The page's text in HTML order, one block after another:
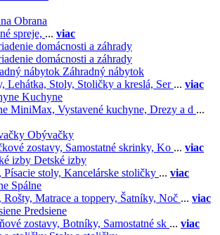
Obrana
spreje, ... viac
domácnosti a záhrady
domácnosti a záhrady
Záhradný nábytok
Lehátka, Stoly, Stoličky a kreslá, Ser ... viac
Kuchyne
MiniMax, Vystavené kuchyne, Drezy a d ...
Obývačky
zostavy, Samostatné skrinky, Ko ... viac
Detské izby
Písacie stoly, Kancelárske stoličky ... viac
Spálne
Rošty, Matrace a toppery, Šatníky, Noč ... viac
Predsiene
zostavy, Botníky, Samostatné sk ... viac